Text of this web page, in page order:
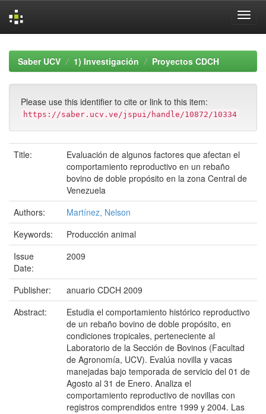
navigationSaber UCV 1) Investigación Proyectos CDCH
Please use this identifier to cite or link to this item:
https://saber.ucv.ve/jspui/handle/10872/10334
Title:
Evaluación de algunos factores que afectan el
comportamiento reproductivo en un rebaño
bovino de doble propósito en la zona Central de
Venezuela
Authors:
Martínez, Nelson
Keywords:
Producción animal
Issue
Date:
2009
Publisher:
anuario CDCH 2009
Abstract:
Estudia el comportamiento histórico reproductivo
de un rebaño bovino de doble propósito, en
condiciones tropicales, perteneciente al
Laboratorio de la Sección de Bovinos (Facultad
de Agronomía, UCV). Evalúa novilla y vacas
manejadas bajo temporada de servicio del 01 de
Agosto al 31 de Enero. Analiza el
comportamiento reproductivo de novillas con
registros comprendidos entre 1999 y 2004. Las